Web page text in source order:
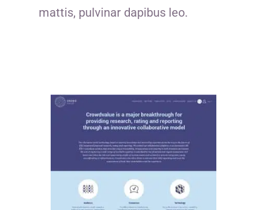
mattis, pulvinar dapibus leo.